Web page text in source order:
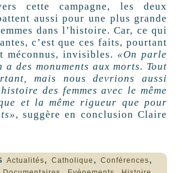
cette campagne, les deux
aussi pour une plus grande
dans l’histoire. Car, ce qui
c’est que ces faits, pourtant
méconnus, invisibles. «On parle
a des monuments aux morts. Tout
mais nous devrions aussi
des femmes avec le même
et la même rigueur que pour
, suggère en conclusion Claire
Actualités, Catholique , Conférences,